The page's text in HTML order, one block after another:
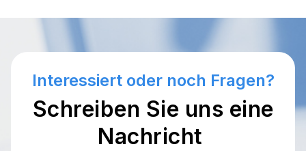
Interessiert oder noch Fragen?
Schreiben Sie uns eine
Nachricht